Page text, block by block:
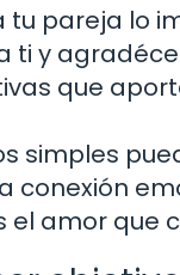
tu pareja lo
ti y
que
simples
conexión
el amor que